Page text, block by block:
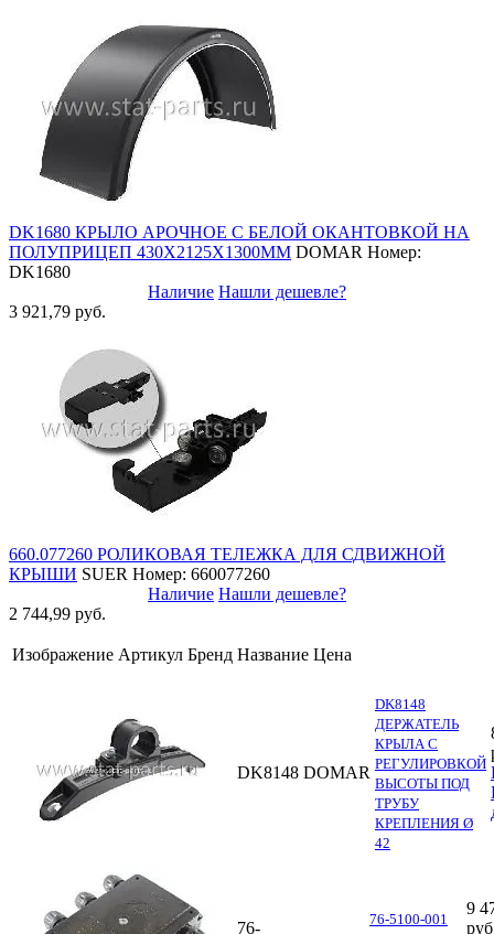
DK1680 КРЫЛО АРОЧНОЕ С БЕЛОЙ ОКАНТОВКОЙ НА
ПОЛУПРИЦЕП 430Х2125Х1300ММ DOMAR Номер:
DK1680
Наличие Нашли дешевле?
3 921,79 руб.
660.077260 РОЛИКОВАЯ ТЕЛЕЖКА ДЛЯ СДВИЖНОЙ
КРЫШИ SUER Номер: 660077260
Наличие Нашли дешевле?
2 744,99 руб.
Изображение Артикул Бренд Название Цена
DK8148 DOMAR
DK8148
ДЕРЖАТЕЛЬ
КРЫЛА С
РЕГУЛИРОВКОЙ
ВЫСОТЫ ПОД
ТРУБУ
КРЕПЛЕНИЯ Ø
42
76-
76-5100-001
9